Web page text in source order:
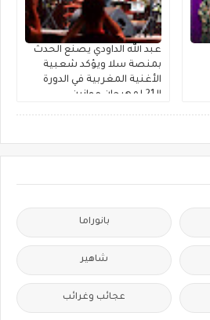
عبد الله الداودي يصنع الحدث
بمنصة سلا ويؤكد شعبية
الأغنية المغربية في الدورة
الـ21 لمهرجان موازين
بانوراما
شاهير
عجائب وغرائب